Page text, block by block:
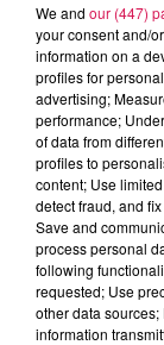
8h00 - 12h00
EVA CHEZ
We and our (447)
your consent and/
information on a
profiles for
advertising;
performance;
of data from
profiles to
content; Use
detect fraud, and
Save and
process personal
following
requested; Use
other data
information